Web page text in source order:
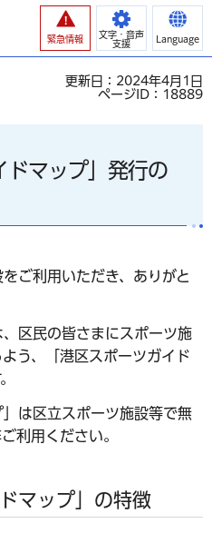
緊急情報
文字・音声
支援
Language
更新日：2024年4月1日
ページID：18889
ドマップ」発行の
ご利用いただき、ありがと
区民の皆さまにスポーツ施
う、「港区スポーツガイド
」は区立スポーツ施設等で無
利用ください。
マップ」の特徴